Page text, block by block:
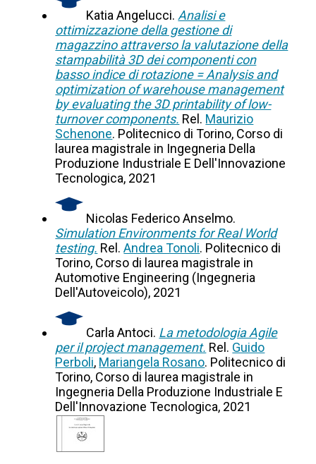
Katia Angelucci. Analisi e
ottimizzazione della gestione di
magazzino attraverso la valutazione della
stampabilità 3D dei componenti con
basso indice di rotazione = Analysis and
optimization of warehouse management
by evaluating the 3D printability of low-
turnover components. Rel. Maurizio
Schenone. Politecnico di Torino, Corso di
laurea magistrale in Ingegneria Della
Produzione Industriale E Dell'Innovazione
Tecnologica, 2021
Nicolas Federico Anselmo.
Simulation Environments for Real World
testing. Rel.Andrea Tonoli. Politecnico di
Torino, Corso di laurea magistrale in
Automotive Engineering (Ingegneria
Dell'Autoveicolo), 2021
Carla Antoci. La metodologia Agile
per il project management. Rel. Guido
Perboli, Mariangela Rosano. Politecnico di
Torino, Corso di laurea magistrale in
Ingegneria Della Produzione Industriale E
Dell'Innovazione Tecnologica, 2021